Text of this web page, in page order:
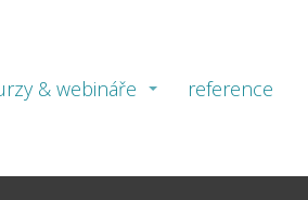
& webináře reference